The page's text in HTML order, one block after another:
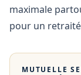
maximale
pour un
MUTUELLE